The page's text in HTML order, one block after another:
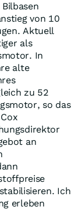
von 10
Aktuell
als
In
alte
zu 52
so das
an
Ich
erleben